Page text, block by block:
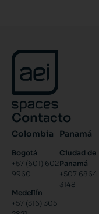
Contacto
Colombia
Bogotá
+57 (601) 602
9960
Medellín
+57 (316) 305
Panamá
Ciudad de
Panamá
+507 6864
3148